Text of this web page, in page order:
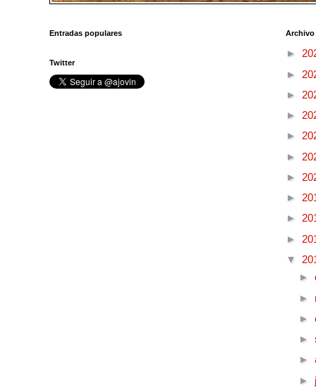
Entradas populares
Twitter
►
►
►
►
►
►
►
►
►
►
▼
►
►
►
►
►
►